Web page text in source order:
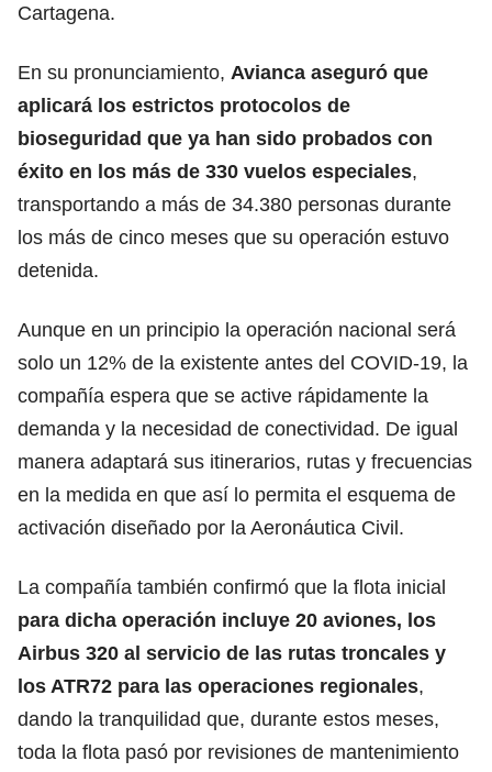
Cartagena.
En su pronunciamiento, Avianca aseguró que
aplicará los estrictos protocolos de
bioseguridad que ya han sido probados con
éxito en los más de 330 vuelos especiales,
transportando a más de 34.380 personas durante
los más de cinco meses que su operación estuvo
detenida.
Aunque en un principio la operación nacional será
solo un 12% de la existente antes del COVID-19, la
compañía espera que se active rápidamente la
demanda y la necesidad de conectividad. De igual
manera adaptará sus itinerarios, rutas y frecuencias
en la medida en que así lo permita el esquema de
activación diseñado por la Aeronáutica Civil.
La compañía también confirmó que la flota inicial
para dicha operación incluye 20 aviones, los
Airbus 320 al servicio de las rutas troncales y
los ATR72 para las operaciones regionales,
dando la tranquilidad que, durante estos meses,
toda la flota pasó por revisiones de mantenimiento